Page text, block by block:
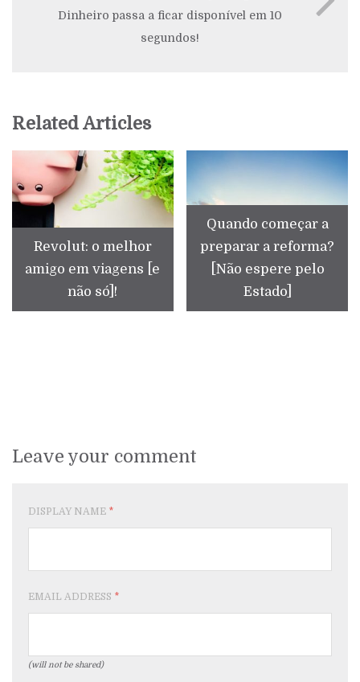
Dinheiro passa a ficar disponível em 10
segundos!
Related Articles
Revolut: o melhor
amigo em viagens [e
não só]!
Quando começar a
preparar a reforma?
[Não espere pelo
Estado]
Leave your comment
DISPLAY NAME *
EMAIL ADDRESS *
(will not be shared)